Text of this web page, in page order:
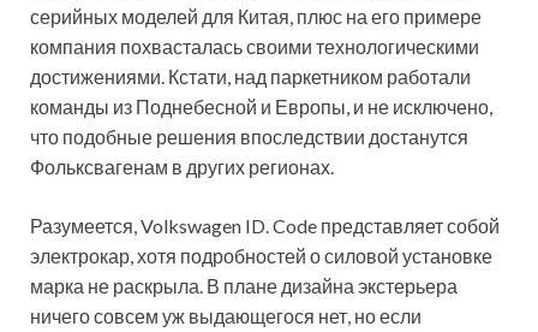
серийных моделей для Китая, плюс на его примере
компания похвасталась своими технологическими
достижениями. Кстати, над паркетником работали
команды из Поднебесной и Европы, и не исключено,
что подобные решения впоследствии достанутся
Фольксвагенам в других регионах.
Разумеется, Volkswagen ID. Code представляет собой
электрокар, хотя подробностей о силовой установке
марка не раскрыла. В плане дизайна экстерьера
ничего совсем уж выдающегося нет, но если